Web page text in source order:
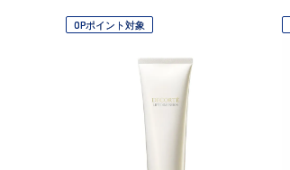
OPポイント対象